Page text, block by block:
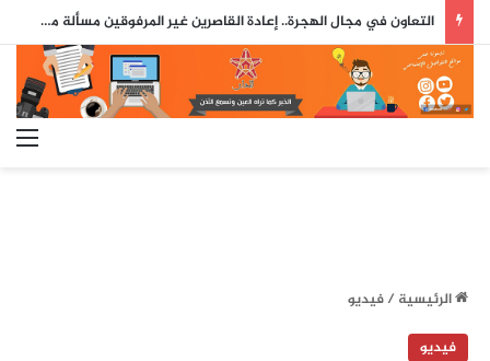
التعاون في مجال الهجرة.. إعادة القاصرين غير المرفوقين مسألة مبدأ قائمة على التعليمات الملكية السامية (مصدر دبلوماسي)
الرئيسية/فيديو
فيديو